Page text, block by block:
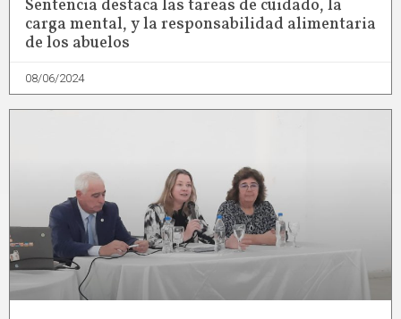
Sentencia destaca las tareas de cuidado, la
carga mental, y la responsabilidad alimentaria
de los abuelos
08/06/2024